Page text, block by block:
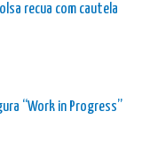
recua com cautela
“Work in Progress”